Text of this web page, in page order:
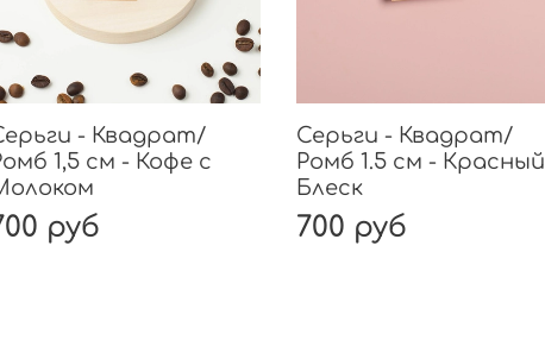
- Квадрат/
1,5 см - Кофе с
руб
Серьги - Квадрат/
Ромб 1.5 см - Красный
Блеск
700 руб